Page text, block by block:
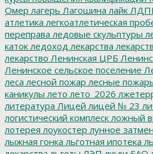
Омер лагерь Лагошина лайк
атлетика легкоатлетическая
переправа ледовые скульптуры
каток ледоход лекарства
лекарство Ленинская ЦРБ
Ленинское сельское поселение
леса лесной пожар лесные
каникулы лето лето_2026
литература Лицей лицей № 23
логистический комплеск ложный
лотерея лоукостер лунное
лыжная гонка льготная ипотека